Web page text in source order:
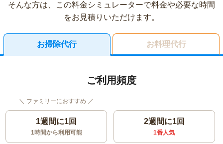
そんな方は、この料金シミュレーターで料金や必要な時間
をお見積りいただけます。
お掃除代行 お料理代行
ご利用頻度
1週間に1回
1時間から利用可能
2週間に1回
1番人気